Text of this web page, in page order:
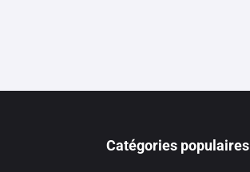
Catégories populaires